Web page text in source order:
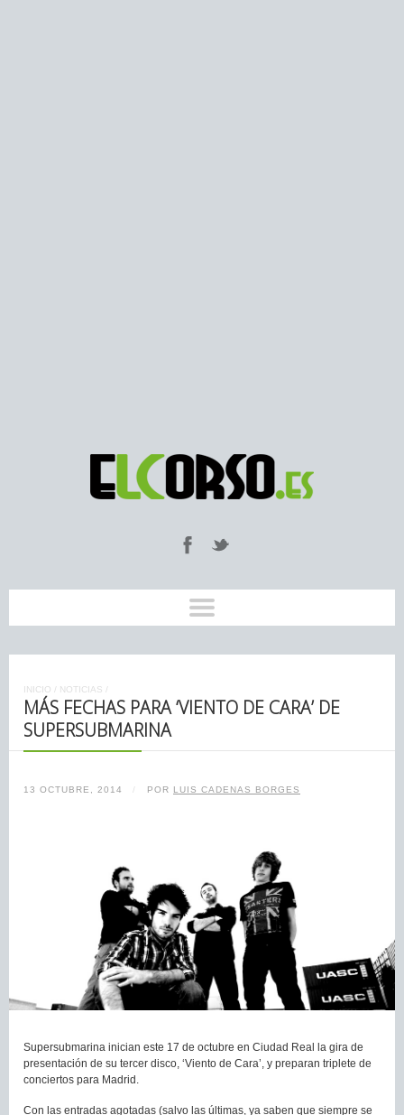
INICIO / NOTICIAS /
MÁS FECHAS PARA ‘VIENTO DE CARA’ DE
SUPERSUBMARINA
13 OCTUBRE, 2014 / POR LUIS CADENAS BORGES
Supersubmarina inician este 17 de octubre en Ciudad Real la gira de
presentación de su tercer disco, ‘Viento de Cara’, y preparan triplete de
conciertos para Madrid.
Con las entradas agotadas (salvo las últimas, ya saben que siempre se